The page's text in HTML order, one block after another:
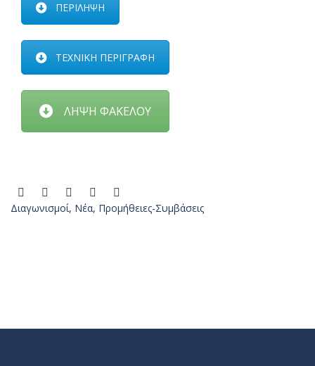
ΠΕΡΙΛΗΨΗ
ΤΕΧΝΙΚΗ ΠΕΡΙΓΡΑΦΗ
ΛΗΨΗ ΦΑΚΕΛΟΥ
Διαγωνισμοί, Νέα, Προμήθειες-Συμβάσεις